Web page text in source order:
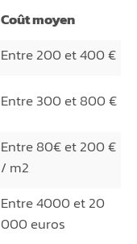
Coût moyen
Entre 200 et 400 €
Entre 300 et 800 €
Entre 80€ et 200 €
/ m2
Entre 4000 et 20
000 euros